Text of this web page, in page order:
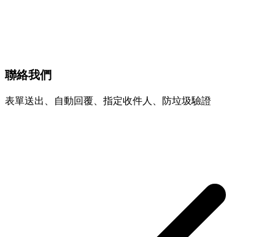
聯絡我們
表單送出、自動回覆、指定收件人、防垃圾驗證